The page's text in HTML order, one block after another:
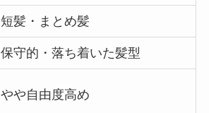
短髪・まとめ髪
保守的・落ち着いた髪型
やや自由度高め